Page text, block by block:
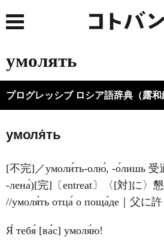
умолять
プログレッシブ ロシア語辞典（露和
умоля́ть
[不完]／умоли́ть-олю́, -о́лишь 受
-лена́)[完]〔entreat〕〈[対]に〉
//умоля́ть отца́ о поща́де｜父に
Я́ тебя́ [ва́с] умоля́ю!